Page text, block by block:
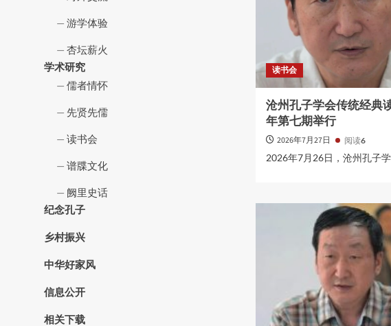
读书会
沧州孔子学会传统经典
年第七期举行
2026年7月27日 阅读6
2026年7月26日，沧州孔子
游学体验
杏坛薪火
学术研究
儒者情怀
先贤先儒
读书会
谱牒文化
阙里史话
纪念孔子
乡村振兴
中华好家风
信息公开
相关下载